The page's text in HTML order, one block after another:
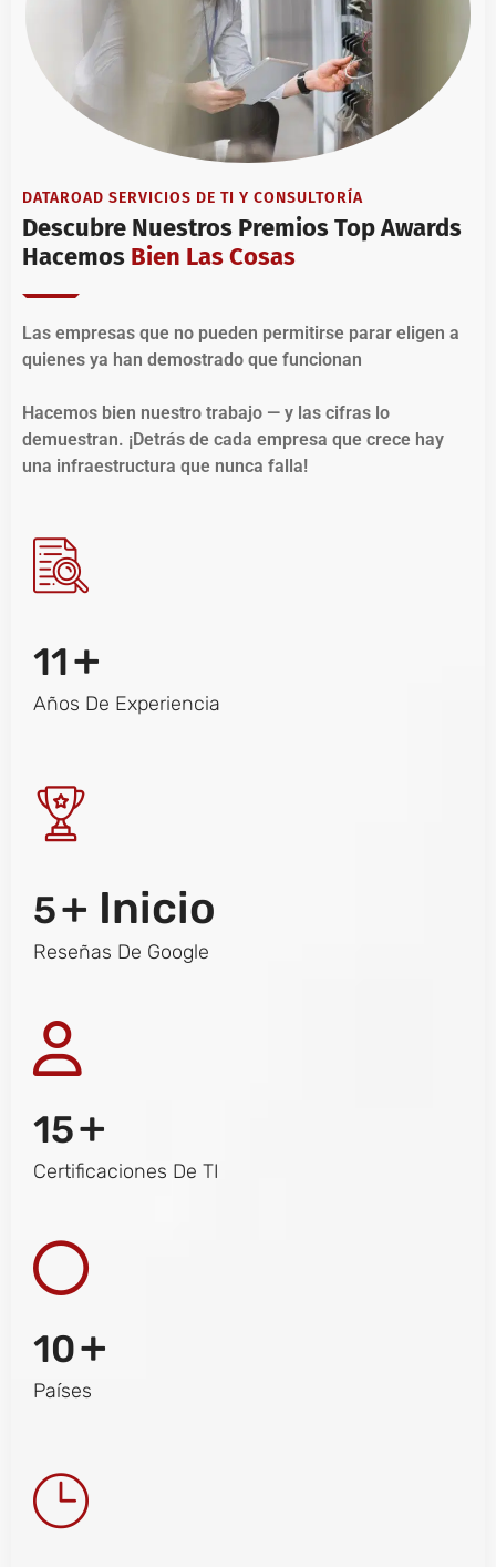
DATAROAD SERVICIOS DE TI Y CONSULTORÍA
Descubre Nuestros Premios Top Awards
Hacemos Bien Las Cosas
Las empresas que no pueden permitirse parar eligen a
quienes ya han demostrado que funcionan
Hacemos bien nuestro trabajo — y las cifras lo
demuestran. ¡Detrás de cada empresa que crece hay
una infraestructura que nunca falla!
11+
Años De Experiencia
5+ Inicio
Reseñas De Google
15+
Certificaciones De TI
10+
Países